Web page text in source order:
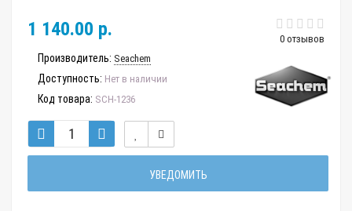
0 отзывов
1 140.00 р.
Производитель: Seachem
Доступность: Нет в наличии
Код товара: SCH-1236
УВЕДОМИТЬ